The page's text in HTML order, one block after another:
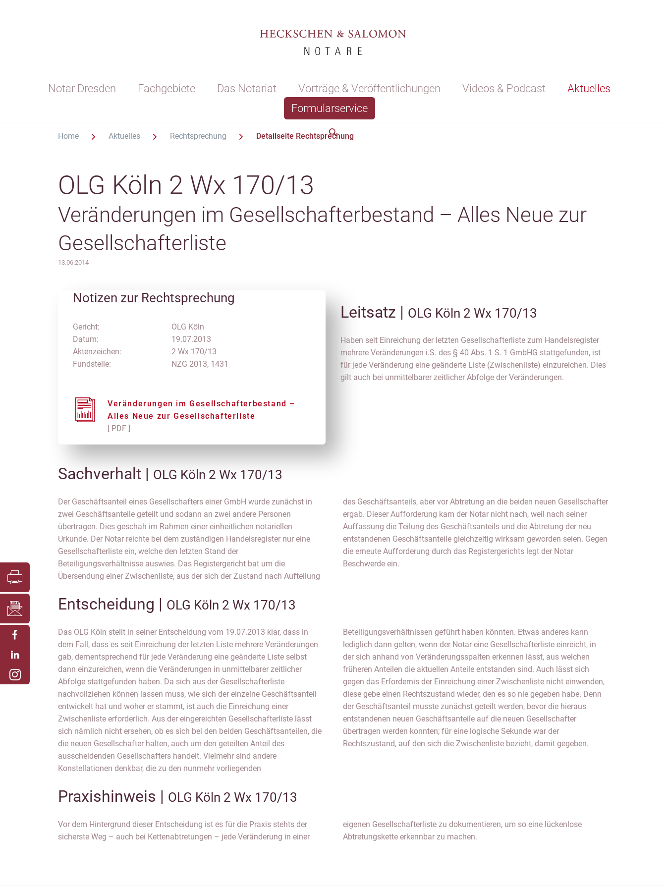
Notar Dresden Fachgebiete Das Notariat Vorträge & Veröffentlichungen Videos & Podcast
Aktuelles
Formularservice
Home Aktuelles Rechtsprechung Detailseite Rechtsprechung
OLG Köln 2 Wx 170/13
Veränderungen im Gesellschafterbestand – Alles Neue zur
Gesellschafterliste
13.06.2014
Notizen zur Rechtsprechung
Gericht:
Datum:
Aktenzeichen:
Fundstelle:
OLG Köln
19.07.2013
2 Wx 170/13
NZG 2013, 1431
Veränderungen im Gesellschafterbestand –
Alles Neue zur Gesellschafterliste
[ PDF ]
Leitsatz | OLG Köln 2 Wx 170/13
Haben seit Einreichung der letzten Gesellschafterliste zum Handelsregister
mehrere Veränderungen i.S. des § 40 Abs. 1 S. 1 GmbHG stattgefunden, ist
für jede Veränderung eine geänderte Liste (Zwischenliste) einzureichen. Dies
gilt auch bei unmittelbarer zeitlicher Abfolge der Veränderungen.
Sachverhalt | OLG Köln 2 Wx 170/13
Der Geschäftsanteil eines Gesellschafters einer GmbH wurde zunächst in
zwei Geschäftsanteile geteilt und sodann an zwei andere Personen
übertragen. Dies geschah im Rahmen einer einheitlichen notariellen
Urkunde. Der Notar reichte bei dem zuständigen Handelsregister nur eine
Gesellschafterliste ein, welche den letzten Stand der
Beteiligungsverhältnisse auswies. Das Registergericht bat um die
Übersendung einer Zwischenliste, aus der sich der Zustand nach Aufteilung
des Geschäftsanteils, aber vor Abtretung an die beiden neuen Gesellschafter
ergab. Dieser Aufforderung kam der Notar nicht nach, weil nach seiner
Auffassung die Teilung des Geschäftsanteils und die Abtretung der neu
entstandenen Geschäftsanteile gleichzeitig wirksam geworden seien. Gegen
die erneute Aufforderung durch das Registergerichts legt der Notar
Beschwerde ein.
Entscheidung | OLG Köln 2 Wx 170/13
Das OLG Köln stellt in seiner Entscheidung vom 19.07.2013 klar, dass in
dem Fall, dass es seit Einreichung der letzten Liste mehrere Veränderungen
gab, dementsprechend für jede Veränderung eine geänderte Liste selbst
dann einzureichen, wenn die Veränderungen in unmittelbarer zeitlicher
Abfolge stattgefunden haben. Da sich aus der Gesellschafterliste
nachvollziehen können lassen muss, wie sich der einzelne Geschäftsanteil
entwickelt hat und woher er stammt, ist auch die Einreichung einer
Zwischenliste erforderlich. Aus der eingereichten Gesellschafterliste lässt
sich nämlich nicht ersehen, ob es sich bei den beiden Geschäftsanteilen, die
die neuen Gesellschafter halten, auch um den geteilten Anteil des
ausscheidenden Gesellschafters handelt. Vielmehr sind andere
Konstellationen denkbar, die zu den nunmehr vorliegenden
Beteiligungsverhältnissen geführt haben könnten. Etwas anderes kann
lediglich dann gelten, wenn der Notar eine Gesellschafterliste einreicht, in
der sich anhand von Veränderungsspalten erkennen lässt, aus welchen
früheren Anteilen die aktuellen Anteile entstanden sind. Auch lässt sich
gegen das Erfordernis der Einreichung einer Zwischenliste nicht einwenden,
diese gebe einen Rechtszustand wieder, den es so nie gegeben habe. Denn
der Geschäftsanteil musste zunächst geteilt werden, bevor die hieraus
entstandenen neuen Geschäftsanteile auf die neuen Gesellschafter
übertragen werden konnten; für eine logische Sekunde war der
Rechtszustand, auf den sich die Zwischenliste bezieht, damit gegeben.
Praxishinweis | OLG Köln 2 Wx 170/13
Vor dem Hintergrund dieser Entscheidung ist es für die Praxis stehts der
sicherste Weg – auch bei Kettenabtretungen – jede Veränderung in einer
eigenen Gesellschafterliste zu dokumentieren, um so eine lückenlose
Abtretungskette erkennbar zu machen.